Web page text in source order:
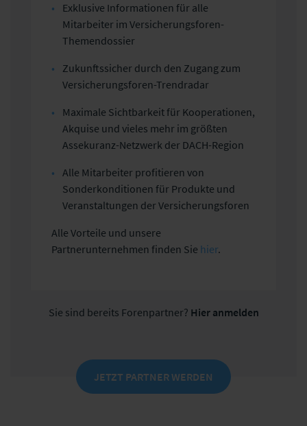
Exklusive Informationen für alle
Mitarbeiter im Versicherungsforen-
Themendossier
Zukunftssicher durch den Zugang zum
Versicherungsforen-Trendradar
Maximale Sichtbarkeit für Kooperationen,
Akquise und vieles mehr im größten
Assekuranz-Netzwerk der DACH-Region
Alle Mitarbeiter profitieren von
Sonderkonditionen für Produkte und
Veranstaltungen der Versicherungsforen
Alle Vorteile und unsere
Partnerunternehmen finden Sie hier.
Sie sind bereits Forenpartner? Hier anmelden
JETZT PARTNER WERDEN